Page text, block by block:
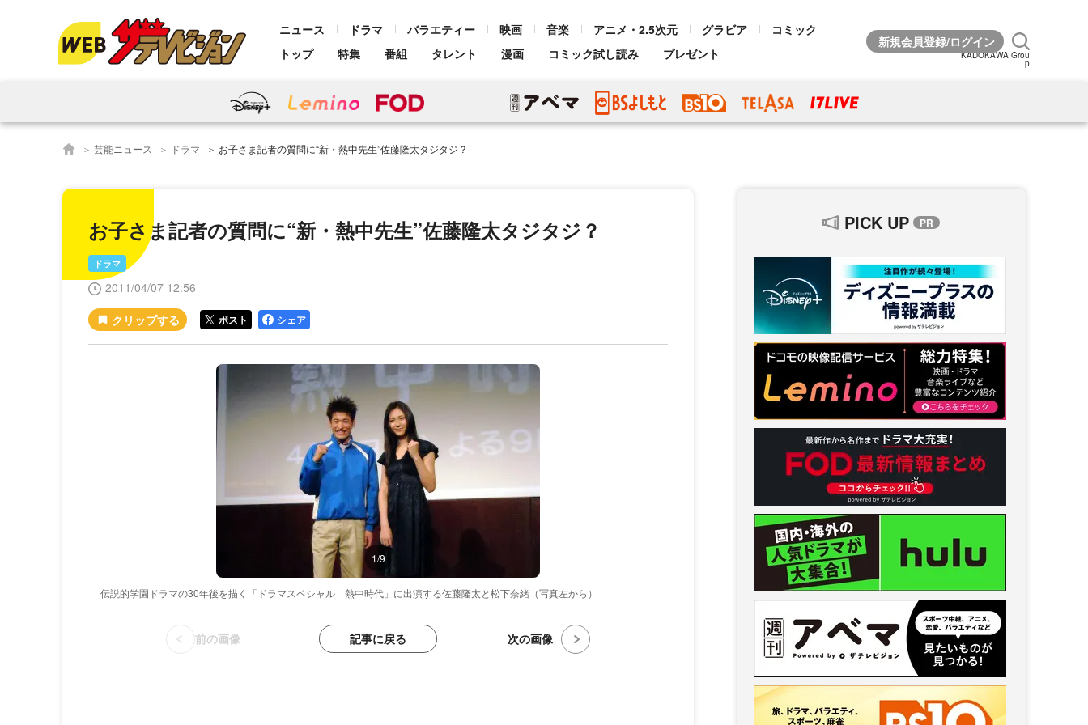
ニュース ドラマ バラエティー 映画 音楽 アニメ・2.5次元 グラビア
コミック
トップ
特集 番組 タレント 漫画 コミック試し読み プレゼント KADOKAWA Grou
p
芸能ニュース ドラマ お子さま記者の質問に“新・熱中先生”佐藤隆太タジタジ？
お子さま記者の質問に“新・熱中先生”佐藤隆太タジタジ？
ドラマ
2011/04/07 12:56
ポスト シェア
1/9
伝説的学園ドラマの30年後を描く「ドラマスペシャル 熱中時代」に出演する佐藤隆太と松下奈緒（写真左から）
前の画像 記事に戻る 次の画像
PICK UP